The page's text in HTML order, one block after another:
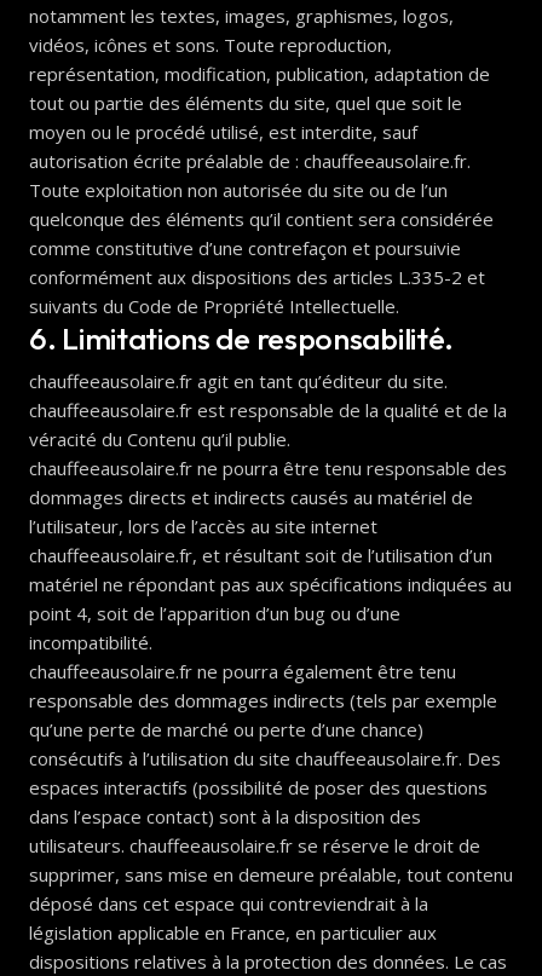
notamment les textes, images, graphismes, logos,
vidéos, icônes et sons. Toute reproduction,
représentation, modification, publication, adaptation de
tout ou partie des éléments du site, quel que soit le
moyen ou le procédé utilisé, est interdite, sauf
autorisation écrite préalable de : chauffeeausolaire.fr.
Toute exploitation non autorisée du site ou de l’un
quelconque des éléments qu’il contient sera considérée
comme constitutive d’une contrefaçon et poursuivie
conformément aux dispositions des articles L.335-2 et
suivants du Code de Propriété Intellectuelle.
6. Limitations de responsabilité.
chauffeeausolaire.fr agit en tant qu’éditeur du site.
chauffeeausolaire.fr est responsable de la qualité et de la
véracité du Contenu qu’il publie.
chauffeeausolaire.fr ne pourra être tenu responsable des
dommages directs et indirects causés au matériel de
l’utilisateur, lors de l’accès au site internet
chauffeeausolaire.fr, et résultant soit de l’utilisation d’un
matériel ne répondant pas aux spécifications indiquées au
point 4, soit de l’apparition d’un bug ou d’une
incompatibilité.
chauffeeausolaire.fr ne pourra également être tenu
responsable des dommages indirects (tels par exemple
qu’une perte de marché ou perte d’une chance)
consécutifs à l’utilisation du site chauffeeausolaire.fr. Des
espaces interactifs (possibilité de poser des questions
dans l’espace contact) sont à la disposition des
utilisateurs. chauffeeausolaire.fr se réserve le droit de
supprimer, sans mise en demeure préalable, tout contenu
déposé dans cet espace qui contreviendrait à la
législation applicable en France, en particulier aux
dispositions relatives à la protection des données. Le cas